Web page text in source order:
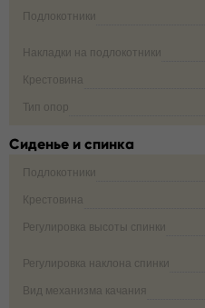
Подлокотники
Накладки на подлокотники
Крестовина
Тип опор
Сиденье и спинка
Подлокотники
Крестовина
Регулировка высоты спинки
Регулировка наклона спинки
Вид механизма качания